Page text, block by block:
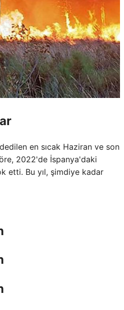
en sıcak Haziran ve son
2022'de İspanya'daki
etti. Bu yıl, şimdiye kadar